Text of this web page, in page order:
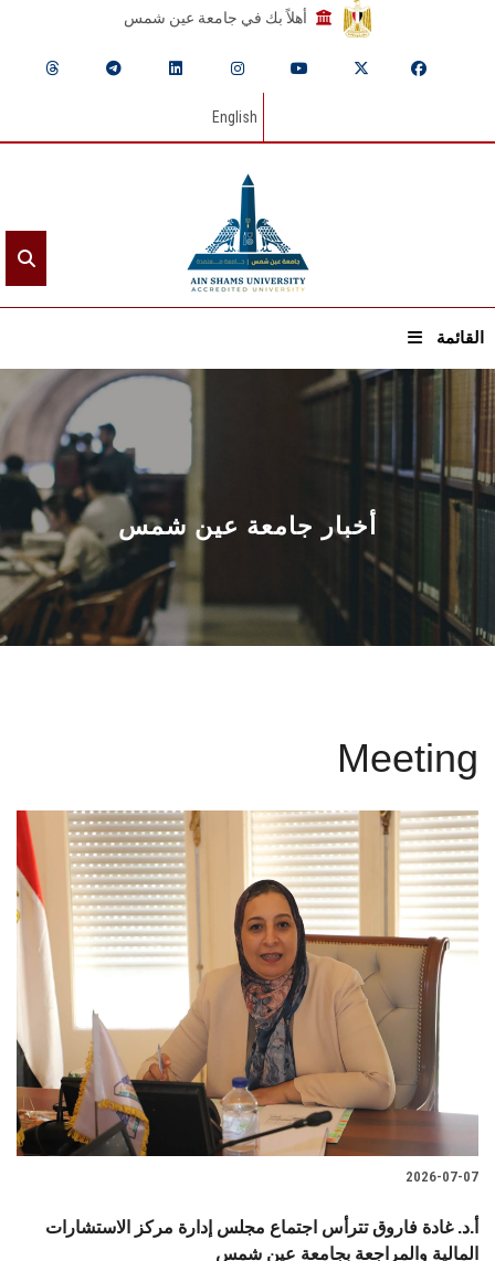
أهلاً بك في جامعة عين شمس
English
القائمة
الرئيسيـة
عن الجامعة
القطاعـات
الشئون الأكاديمية
البحث العلمي
الأنظمة الذكية
الإعلام
تواصل معنا
الطلاب
هيئة التدريس
الدراسات العليا
أخبار جامعة عين شمس
Meeting
2026-07-07
أ.د. غادة فاروق تترأس اجتماع مجلس إدارة مركز الاستشارات
المالية والمراجعة بجامعة عين شمس